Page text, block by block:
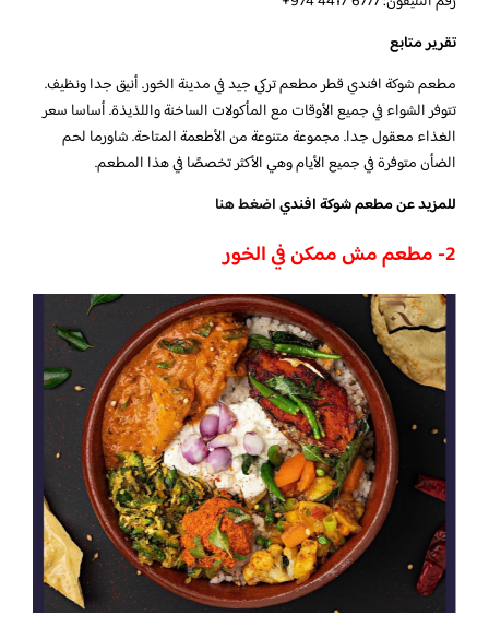
تقرير متابع
مطعم شوكة افندي قطر مطعم تركي جيد في مدينة الخور. أنيق جدا ونظيف.
تتوفر الشواء في جميع الأوقات مع المأكولات الساخنة واللذيذة. أساسا سعر
الغذاء معقول جدا. مجموعة متنوعة من الأطعمة المتاحة. شاورما لحم
الضأن متوفرة في جميع الأيام وهي الأكثر تخصصًا في هذا المطعم.
للمزيد عن مطعم شوكة افندياضغط هنا
2- مطعم مش ممكن في الخور